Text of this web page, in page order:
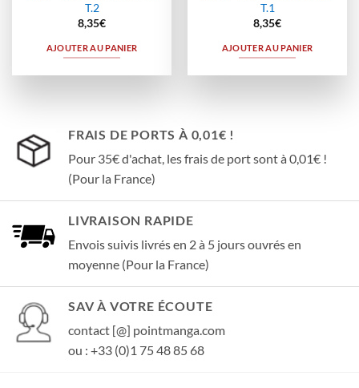
T.2
8,35€
AJOUTER AU PANIER
T.1
8,35€
AJOUTER AU PANIER
FRAIS DE PORTS À 0,01€ !
Pour 35€ d'achat, les frais de port sont à 0,01€ !
(Pour la France)
LIVRAISON RAPIDE
Envois suivis livrés en 2 à 5 jours ouvrés en
moyenne (Pour la France)
SAV À VOTRE ÉCOUTE
contact [@] pointmanga.com
ou : +33 (0)1 75 48 85 68